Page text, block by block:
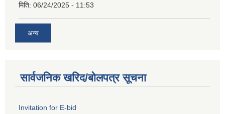
मिति: 06/24/2025 - 11:53
अन्य
सार्वजनिक खरिद/बोलपत्र सूचना
Invitation for E-bid